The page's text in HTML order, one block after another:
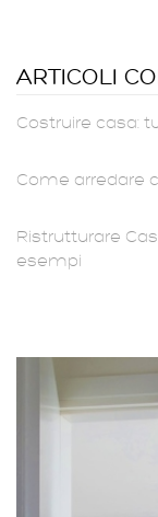
ARTICOLI
Costruire casa:
Come arredare
Ristrutturare
esempi